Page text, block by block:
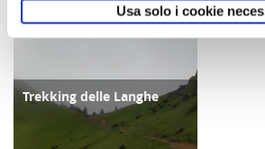
Usa solo i cookie
03/09/25
10/09/
ATTIVITÀ
Trekking delle Langhe